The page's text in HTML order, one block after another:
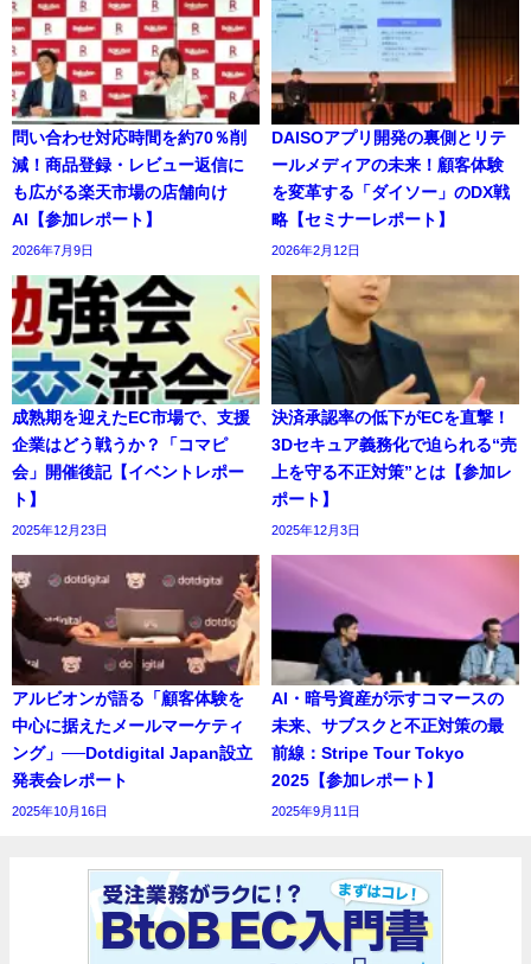
問い合わせ対応時間を約70％削
減！商品登録・レビュー返信に
も広がる楽天市場の店舗向け
AI【参加レポート】
2026年7月9日
DAISOアプリ開発の裏側とリテ
ールメディアの未来！顧客体験
を変革する「ダイソー」のDX戦
略【セミナーレポート】
2026年2月12日
成熟期を迎えたEC市場で、支援
企業はどう戦うか？「コマピ
会」開催後記【イベントレポー
ト】
2025年12月23日
決済承認率の低下がECを直撃！
3Dセキュア義務化で迫られる“売
上を守る不正対策”とは【参加レ
ポート】
2025年12月3日
アルビオンが語る「顧客体験を
中心に据えたメールマーケティ
ング」──Dotdigital Japan設立
発表会レポート
2025年10月16日
AI・暗号資産が示すコマースの
未来、サブスクと不正対策の最
前線：Stripe Tour Tokyo
2025【参加レポート】
2025年9月11日